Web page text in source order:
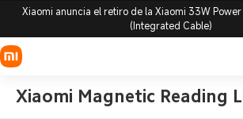
Xiaomi anuncia el retiro de la Xiaomi 33W
(Integrated Cable)
Xiaomi Magnetic Reading